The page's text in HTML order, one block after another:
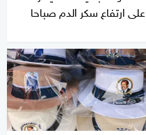
على ارتفاع سكر الدم صباحا